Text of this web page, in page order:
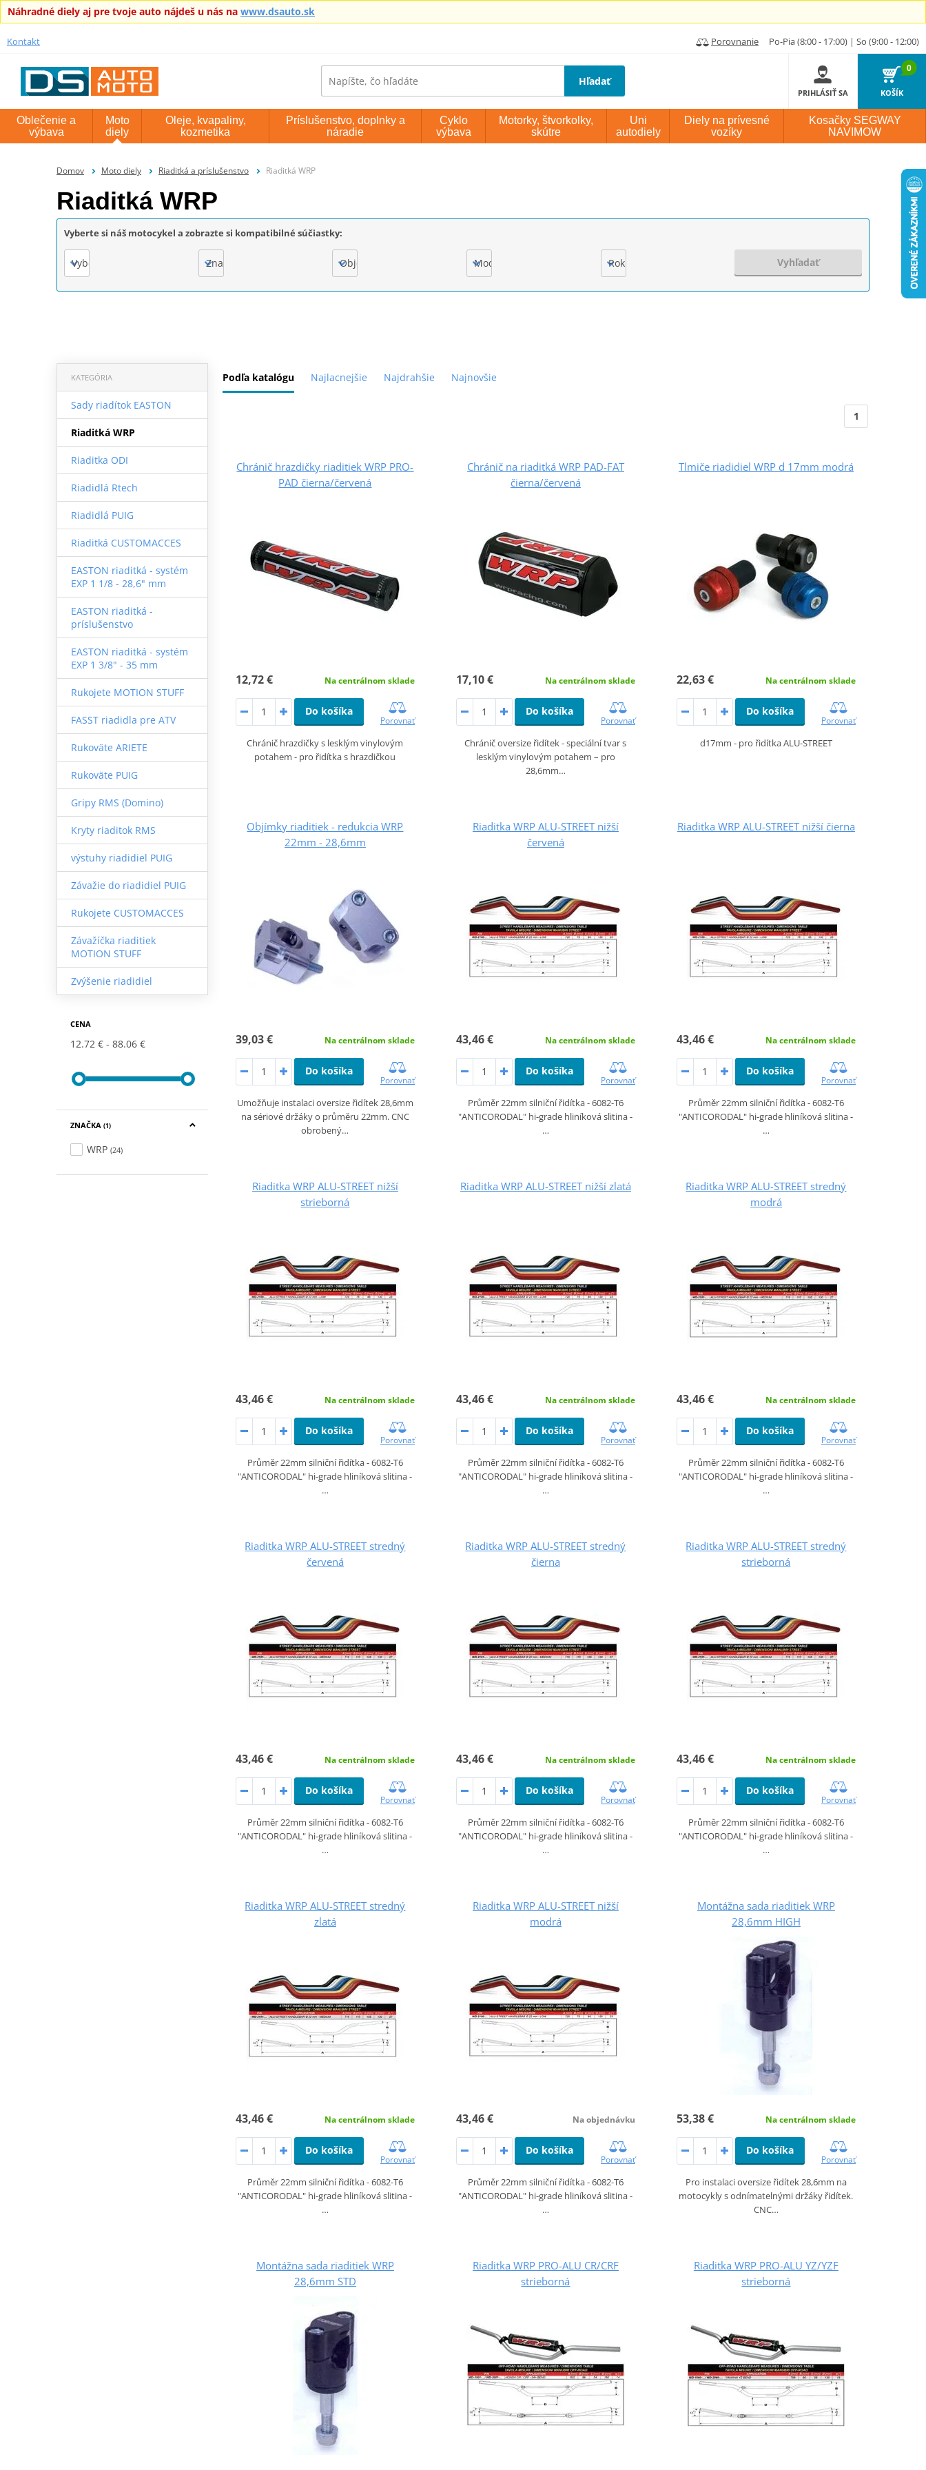
Náhradné diely aj pre tvoje auto nájdeš u nás na www.dsauto.sk
Kontakt Porovnanie Po-Pia (8:00 - 17:00) | So (9:00 - 12:00)
Hľadať
PRIHLÁSIŤ SA
0
KOŠÍK
Oblečenie a
výbava
Moto
diely
Oleje, kvapaliny,
kozmetika
Príslušenstvo, doplnky a
náradie
Cyklo
výbava
Motorky, štvorkolky,
skútre
Uni
autodiely
Diely na prívesné
vozíky
Kosačky SEGWAY
NAVIMOW
Domov Moto diely Riaditká a príslušenstvo Riaditká WRP
Riaditká WRP
Vyberte si náš motocykel a zobrazte si kompatibilné súčiastky:
Vyberte Značka Objem motora Model Rok výroby Vyhľadať
Podľa katalógu Najlacnejšie Najdrahšie Najnovšie
KATEGÓRIA
Sady riadítok EASTON
Riaditká WRP
Riaditka ODI
Riadidlá Rtech
Riadidlá PUIG
Riaditká CUSTOMACCES
EASTON riaditká - systém
EXP 1 1/8 - 28,6" mm
EASTON riaditká -
príslušenstvo
EASTON riaditká - systém
EXP 1 3/8" - 35 mm
Rukojete MOTION STUFF
FASST riadidla pre ATV
Rukoväte ARIETE
Rukoväte PUIG
Gripy RMS (Domino)
Kryty riaditok RMS
výstuhy riadidiel PUIG
Závažie do riadidiel PUIG
Rukojete CUSTOMACCES
Závažíčka riaditiek
MOTION STUFF
Zvýšenie riadidiel
CENA
12.72 € 88.06 €
ZNAČKA (1)
WRP (24)
1
Chránič hrazdičky riaditiek WRP PRO-
PAD čierna/červená
12,72 € Na centrálnom sklade
Do košíka
Porovnať
Chránič hrazdičky s lesklým vinylovým
potahem - pro řidítka s hrazdičkou
Chránič na riaditká WRP PAD-FAT
čierna/červená
17,10 € Na centrálnom sklade
Do košíka
Porovnať
Chránič oversize řidítek - speciální tvar s
lesklým vinylovým potahem – pro
28,6mm…
Tlmiče riadidiel WRP d 17mm modrá
22,63 € Na centrálnom sklade
Do košíka
Porovnať
d17mm - pro řidítka ALU-STREET
Objímky riaditiek - redukcia WRP
22mm - 28,6mm
39,03 € Na centrálnom sklade
Do košíka
Porovnať
Umožňuje instalaci oversize řidítek 28,6mm
na sériové držáky o průměru 22mm. CNC
obrobený…
Riaditka WRP ALU-STREET nižší
červená
43,46 € Na centrálnom sklade
Do košíka
Porovnať
Průměr 22mm silniční řidítka - 6082-T6
"ANTICORODAL" hi-grade hliníková slitina -
…
Riaditka WRP ALU-STREET nižší čierna
43,46 € Na centrálnom sklade
Do košíka
Porovnať
Průměr 22mm silniční řidítka - 6082-T6
"ANTICORODAL" hi-grade hliníková slitina -
…
Riaditka WRP ALU-STREET nižší
strieborná
43,46 € Na centrálnom sklade
Do košíka
Porovnať
Průměr 22mm silniční řidítka - 6082-T6
"ANTICORODAL" hi-grade hliníková slitina -
…
Riaditka WRP ALU-STREET nižší zlatá
43,46 € Na centrálnom sklade
Do košíka
Porovnať
Průměr 22mm silniční řidítka - 6082-T6
"ANTICORODAL" hi-grade hliníková slitina -
…
Riaditka WRP ALU-STREET stredný
modrá
43,46 € Na centrálnom sklade
Do košíka
Porovnať
Průměr 22mm silniční řidítka - 6082-T6
"ANTICORODAL" hi-grade hliníková slitina -
…
Riaditka WRP ALU-STREET stredný
červená
43,46 € Na centrálnom sklade
Do košíka
Porovnať
Průměr 22mm silniční řidítka - 6082-T6
"ANTICORODAL" hi-grade hliníková slitina -
…
Riaditka WRP ALU-STREET stredný
čierna
43,46 € Na centrálnom sklade
Do košíka
Porovnať
Průměr 22mm silniční řidítka - 6082-T6
"ANTICORODAL" hi-grade hliníková slitina -
…
Riaditka WRP ALU-STREET stredný
strieborná
43,46 € Na centrálnom sklade
Do košíka
Porovnať
Průměr 22mm silniční řidítka - 6082-T6
"ANTICORODAL" hi-grade hliníková slitina -
…
Riaditka WRP ALU-STREET stredný
zlatá
43,46 € Na centrálnom sklade
Do košíka
Porovnať
Průměr 22mm silniční řidítka - 6082-T6
"ANTICORODAL" hi-grade hliníková slitina -
…
Riaditka WRP ALU-STREET nižší
modrá
43,46 € Na objednávku
Do košíka
Porovnať
Průměr 22mm silniční řidítka - 6082-T6
"ANTICORODAL" hi-grade hliníková slitina -
…
Montážna sada riaditiek WRP
28,6mm HIGH
53,38 € Na centrálnom sklade
Do košíka
Porovnať
Pro instalaci oversize řidítek 28,6mm na
motocykly s odnímatelnými držáky řidítek.
CNC…
Montážna sada riaditiek WRP
28,6mm STD
Riaditka WRP PRO-ALU CR/CRF
strieborná
Riaditka WRP PRO-ALU YZ/YZF
strieborná